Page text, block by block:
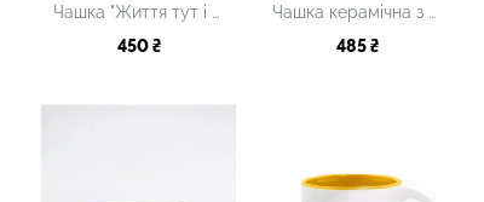
Чашка "Життя тут і зараз" керамічна
450 ₴
Чашка керамічна з принтом
485 ₴